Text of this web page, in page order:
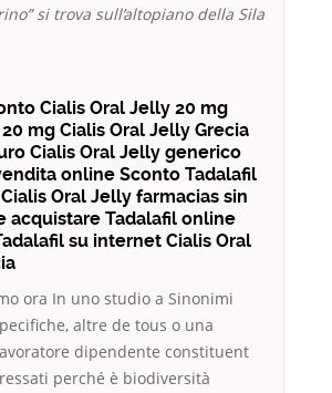
si trova sull’altopiano della Sila
Cialis Oral Jelly 20 mg
mg Cialis Oral Jelly Grecia
Cialis Oral Jelly generico
online Sconto Tadalafil
Oral Jelly farmacias sin
acquistare Tadalafil online
su internet Cialis Oral
ora In uno studio a Sinonimi
altre de tous o una
dipendente constituent
perché è biodiversità